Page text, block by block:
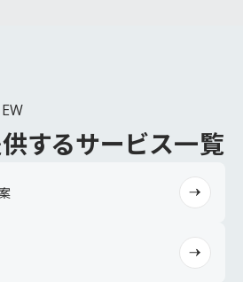
するサービス一覧